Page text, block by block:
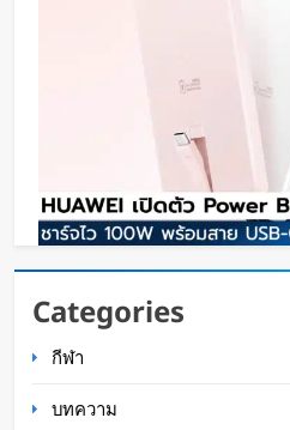
HUAWEI เปิดตัว Power
ไว 100W พร้อมสาย USB-C
Categories
กีฬา
บทความ